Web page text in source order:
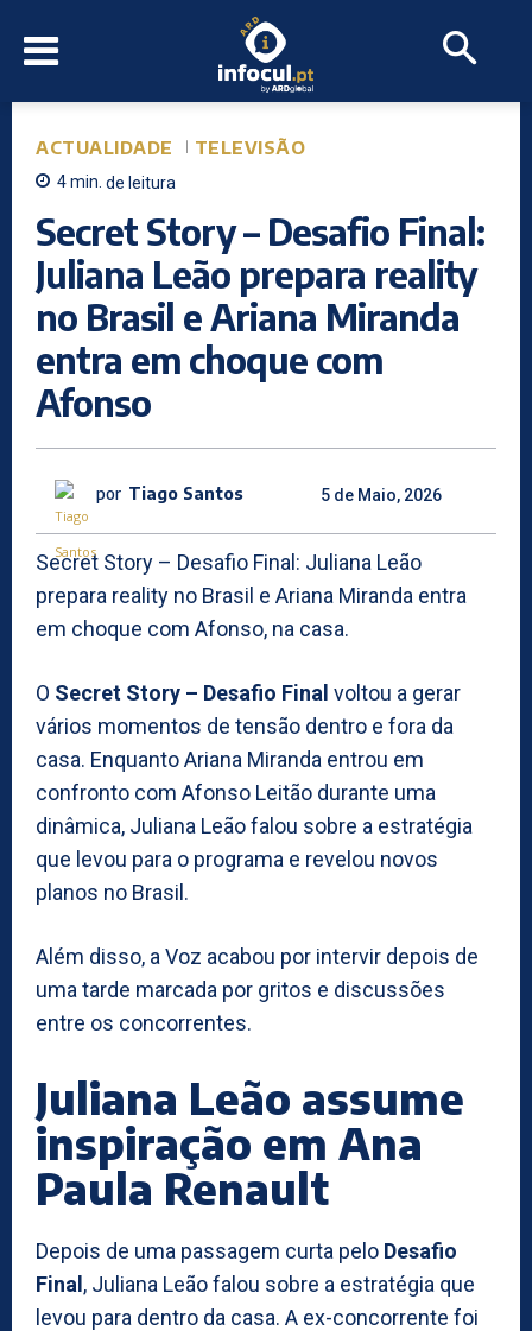
ACTUALIDADE TELEVISÃO
4min. de leitura
Secret Story – Desafio Final:
Juliana Leão prepara reality
no Brasil e Ariana Miranda
entra em choque com
Afonso
por Tiago Santos 5 de Maio, 2026
Secret Story – Desafio Final: Juliana Leão
prepara reality no Brasil e Ariana Miranda entra
em choque com Afonso, na casa.
O Secret Story – Desafio Final voltou a gerar
vários momentos de tensão dentro e fora da
casa. Enquanto Ariana Miranda entrou em
confronto com Afonso Leitão durante uma
dinâmica, Juliana Leão falou sobre a estratégia
que levou para o programa e revelou novos
planos no Brasil.
Além disso, a Voz acabou por intervir depois de
uma tarde marcada por gritos e discussões
entre os concorrentes.
Juliana Leão assume
inspiração em Ana
Paula Renault
Depois de uma passagem curta pelo Desafio
Final , Juliana Leão falou sobre a estratégia que
levou para dentro da casa. A ex-concorrente foi